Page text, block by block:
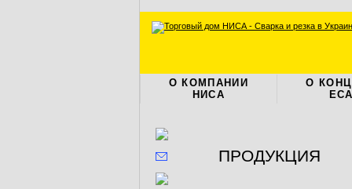
О КОМПАНИИ
НИСА
О
ПРОДУКЦИЯ